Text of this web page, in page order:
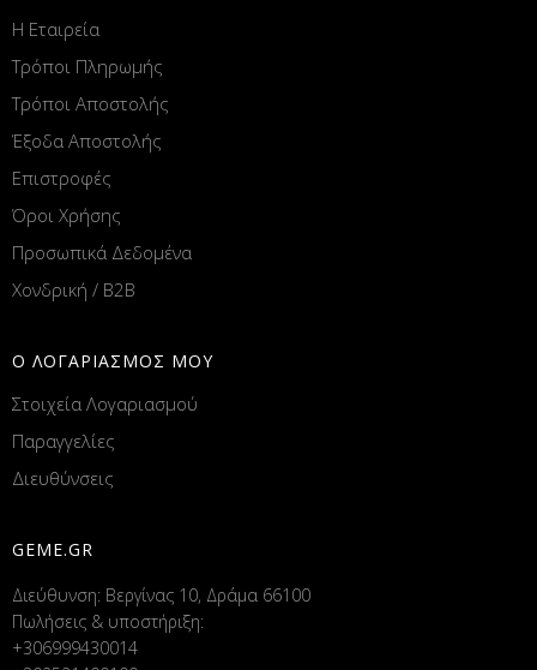
Η Εταιρεία
Τρόποι Πληρωμής
Τρόποι Αποστολής
Έξοδα Αποστολής
Επιστροφές
Όροι Χρήσης
Προσωπικά Δεδομένα
Χονδρική / B2B
Ο ΛΟΓΑΡΙΑΣΜΟΣ ΜΟΥ
Στοιχεία Λογαριασμού
Παραγγελίες
Διευθύνσεις
GEME.GR
Διεύθυνση: Βεργίνας 10, Δράμα 66100
Πωλήσεις & υποστήριξη:
+306999430014